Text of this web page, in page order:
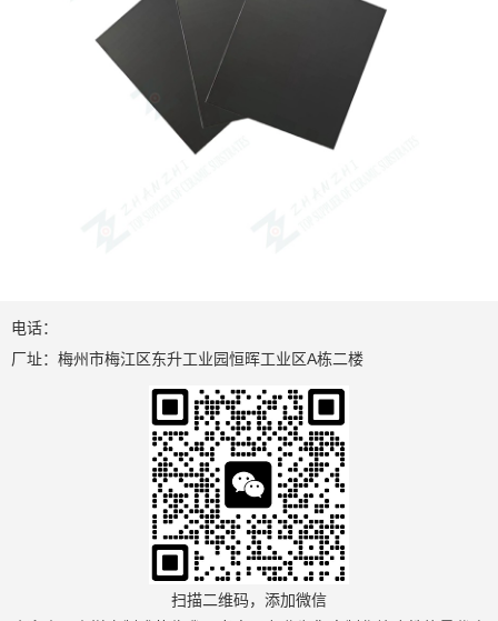
电话：
厂址：梅州市梅江区东升工业园恒晖工业区A栋二楼
扫描二维码，添加微信